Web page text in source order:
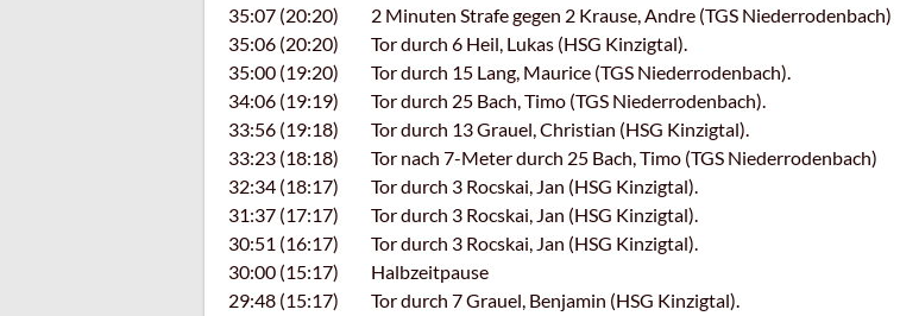
35:07 (20:20) 2 Minuten Strafe gegen 2 Krause, Andre (TGS Niederrodenbach)
35:06 (20:20) Tor durch 6 Heil, Lukas (HSG Kinzigtal).
35:00 (19:20) Tor durch 15 Lang, Maurice (TGS Niederrodenbach).
34:06 (19:19) Tor durch 25 Bach, Timo (TGS Niederrodenbach).
33:56 (19:18) Tor durch 13 Grauel, Christian (HSG Kinzigtal).
33:23 (18:18) Tor nach 7-Meter durch 25 Bach, Timo (TGS Niederrodenbach)
32:34 (18:17) Tor durch 3 Rocskai, Jan (HSG Kinzigtal).
31:37 (17:17) Tor durch 3 Rocskai, Jan (HSG Kinzigtal).
30:51 (16:17) Tor durch 3 Rocskai, Jan (HSG Kinzigtal).
30:00 (15:17) Halbzeitpause
29:48 (15:17) Tor durch 7 Grauel, Benjamin (HSG Kinzigtal).